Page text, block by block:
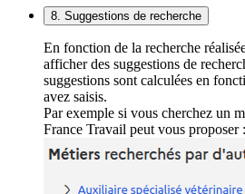
8. Suggestions de recherche
En fonction de la recherche
afficher des suggestions de
suggestions sont calculées en
avez saisis.
Par exemple si vous cherchez un
France Travail peut vous proposer :